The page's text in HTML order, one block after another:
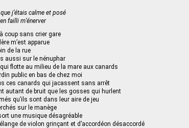
j’étais calme et posé
failli m’énerver
coup sans crier gare
m’est apparue
de la rue
aussi sur le nénuphar
flotte au milieu de la mare aux canards
public en bas de chez moi
ces canards qui jacassent sans arrêt
autant de bruit que les gosses qui hurlent
qu’ils sont dans leur aire de jeu
sur le manège
sort une musique désagréable
de violon grinçant et d’accordéon désaccordé